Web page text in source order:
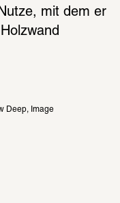
mit dem er
Deep, Image